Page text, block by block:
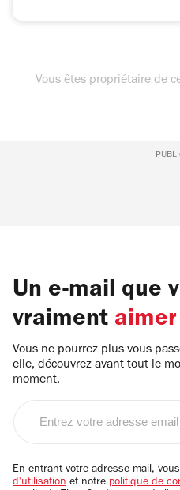
Vous êtes propriétaire de
Un e-mail que
vraiment aimer
Vous ne pourrez plus vous
elle, découvrez avant tout le
moment.
email
En entrant votre adresse mail,
d'utilisation et notre politique de